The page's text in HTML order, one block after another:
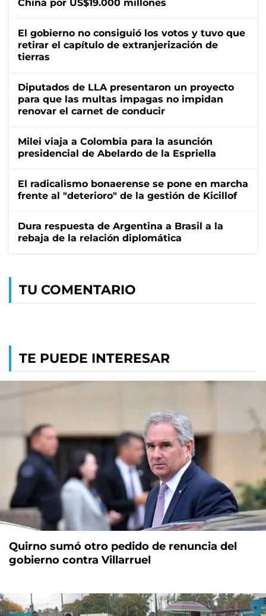
China por US$19.000 millones
El gobierno no consiguió los votos y tuvo que
retirar el capítulo de extranjerización de
tierras
Diputados de LLA presentaron un proyecto
para que las multas impagas no impidan
renovar el carnet de conducir
Milei viaja a Colombia para la asunción
presidencial de Abelardo de la Espriella
El radicalismo bonaerense se pone en marcha
frente al "deterioro" de la gestión de Kicillof
Dura respuesta de Argentina a Brasil a la
rebaja de la relación diplomática
TU COMENTARIO
TE PUEDE INTERESAR
Quirno sumó otro pedido de renuncia del
gobierno contra Villarruel